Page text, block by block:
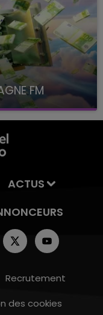
FM
à 8H10
ACTUS
Recrutement
des cookies